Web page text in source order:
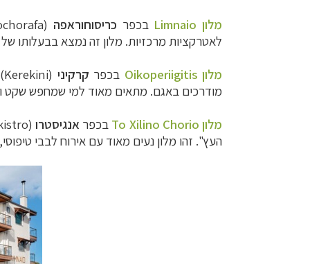
מלון Limnaio בכפר כריסוחוראפה (
לאטרקציות מרכזיות. מלון זה נמצא בבעלותו
מלון Oikoperiigitis בכפר קרקיני (
Kerekini
מודרכים באגם. מתאים מאוד למי שמחפש שקט
מלון To Xilino Chorio בכפר אנגיסטרו(
העץ". זהו מלון נעים מאוד עם אירוח לבבי